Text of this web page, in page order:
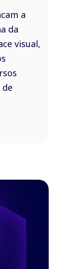
a
da
visual,